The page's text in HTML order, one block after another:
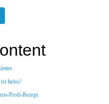
heiss!
Profi-Rezept